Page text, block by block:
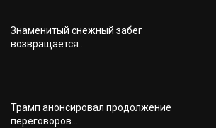
Знаменитый снежный забег
возвращается...
Трамп анонсировал продолжение
переговоров...